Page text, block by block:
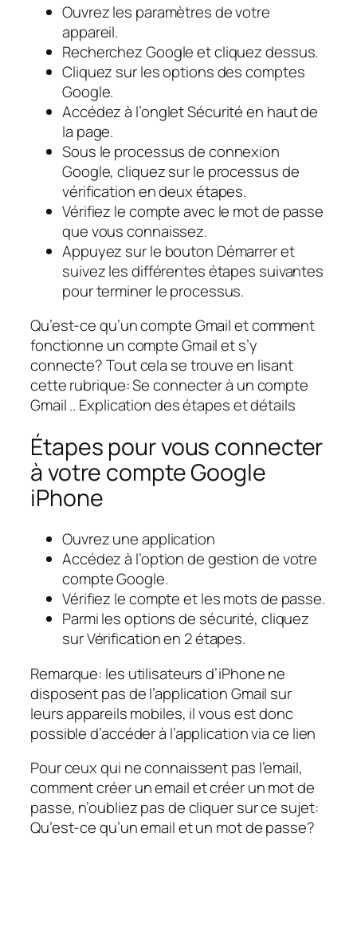
Ouvrez les paramètres de votre
appareil.
Recherchez Google et cliquez dessus.
Cliquez sur les options des comptes
Google.
Accédez à l’onglet Sécurité en haut de
la page.
Sous le processus de connexion
Google, cliquez sur le processus de
vérification en deux étapes.
Vérifiez le compte avec le mot de passe
que vous connaissez.
Appuyez sur le bouton Démarrer et
suivez les différentes étapes suivantes
pour terminer le processus.
Qu’est-ce qu’un compte Gmail et comment
fonctionne un compte Gmail et s’y
connecte? Tout cela se trouve en lisant
cette rubrique: Se connecter à un compte
Gmail .. Explication des étapes et détails
Étapes pour vous connecter
à votre compte Google
iPhone
Ouvrez une application
Accédez à l’option de gestion de votre
compte Google.
Vérifiez le compte et les mots de passe.
Parmi les options de sécurité, cliquez
sur Vérification en 2 étapes.
Remarque: les utilisateurs d’iPhone ne
disposent pas de l’application Gmail sur
leurs appareils mobiles, il vous est donc
possible d’accéder à l’application via ce lien
Pour ceux qui ne connaissent pas l’email,
comment créer un email et créer un mot de
passe, n’oubliez pas de cliquer sur ce sujet:
Qu’est-ce qu’un email et un mot de passe?